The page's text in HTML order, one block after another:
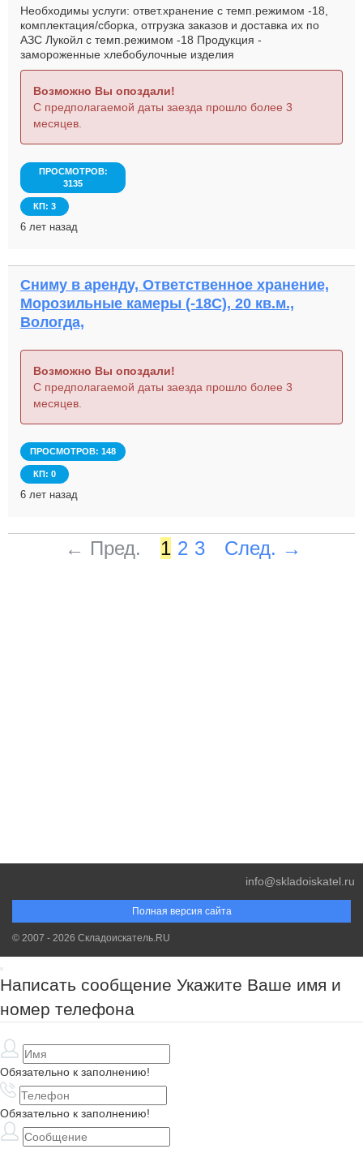
Необходимы услуги: ответ.хранение с темп.режимом -18,
комплектация/сборка, отгрузка заказов и доставка их по
АЗС Лукойл с темп.режимом -18 Продукция -
замороженные хлебобулочные изделия
Возможно Вы опоздали!
С предполагаемой даты заезда прошло более 3
месяцев.
ПРОСМОТРОВ:
3135
КП: 3
6 лет назад
Сниму в аренду, Ответственное хранение,
Морозильные камеры (-18С), 20 кв.м.,
Вологда,
Возможно Вы опоздали!
С предполагаемой даты заезда прошло более 3
месяцев.
ПРОСМОТРОВ: 148
КП: 0
6 лет назад
← Пред. 1 2 3 След. →
Полная версия сайта
info@skladoiskatel.ru
© 2007 - 2026 Складоискатель.RU
Написать сообщение Укажите Ваше имя и
номер телефона
Обязательно к заполнению!
Обязательно к заполнению!